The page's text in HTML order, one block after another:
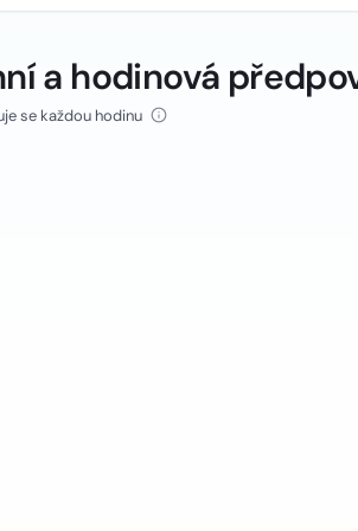
a hodinová
se každou hodinu